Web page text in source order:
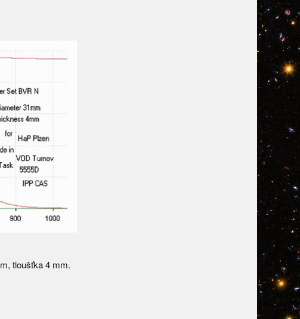
tloušťka 4 mm.